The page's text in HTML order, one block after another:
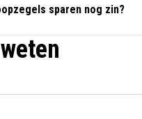
sparen nog zin?